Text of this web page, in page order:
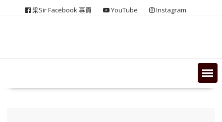
梁Sir Facebook 專頁 YouTube Instagram